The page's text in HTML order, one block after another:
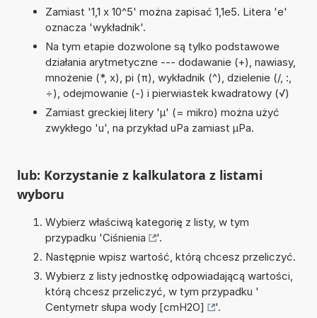
Zamiast '1,1 x 10^5' można zapisać 1,1e5. Litera 'e'
oznacza 'wykładnik'.
Na tym etapie dozwolone są tylko podstawowe
działania arytmetyczne --- dodawanie (+), nawiasy,
mnożenie (*, x), pi (π), wykładnik (^), dzielenie (/, :,
÷), odejmowanie (-) i pierwiastek kwadratowy (√)
Zamiast greckiej litery 'µ' (= mikro) można użyć
zwykłego 'u', na przykład uPa zamiast µPa.
lub: Korzystanie z kalkulatora z listami
wyboru
Wybierz właściwą kategorię z listy, w tym
przypadku 'Ciśnienia
'.
Następnie wpisz wartość, którą chcesz przeliczyć.
Wybierz z listy jednostkę odpowiadającą wartości,
którą chcesz przeliczyć, w tym przypadku '
Centymetr słupa wody [cmH2O]
'.